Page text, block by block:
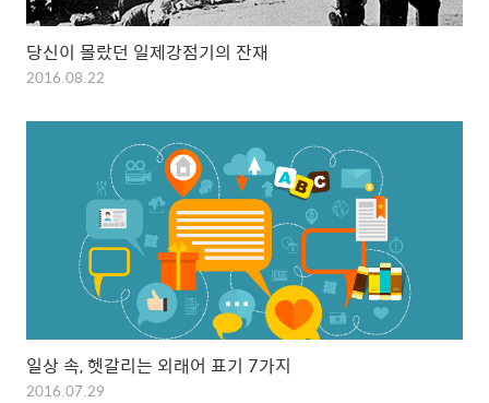
당신이 몰랐던 일제강점기의 잔재
2016.08.22
일상 속, 헷갈리는 외래어 표기 7가지
2016.07.29